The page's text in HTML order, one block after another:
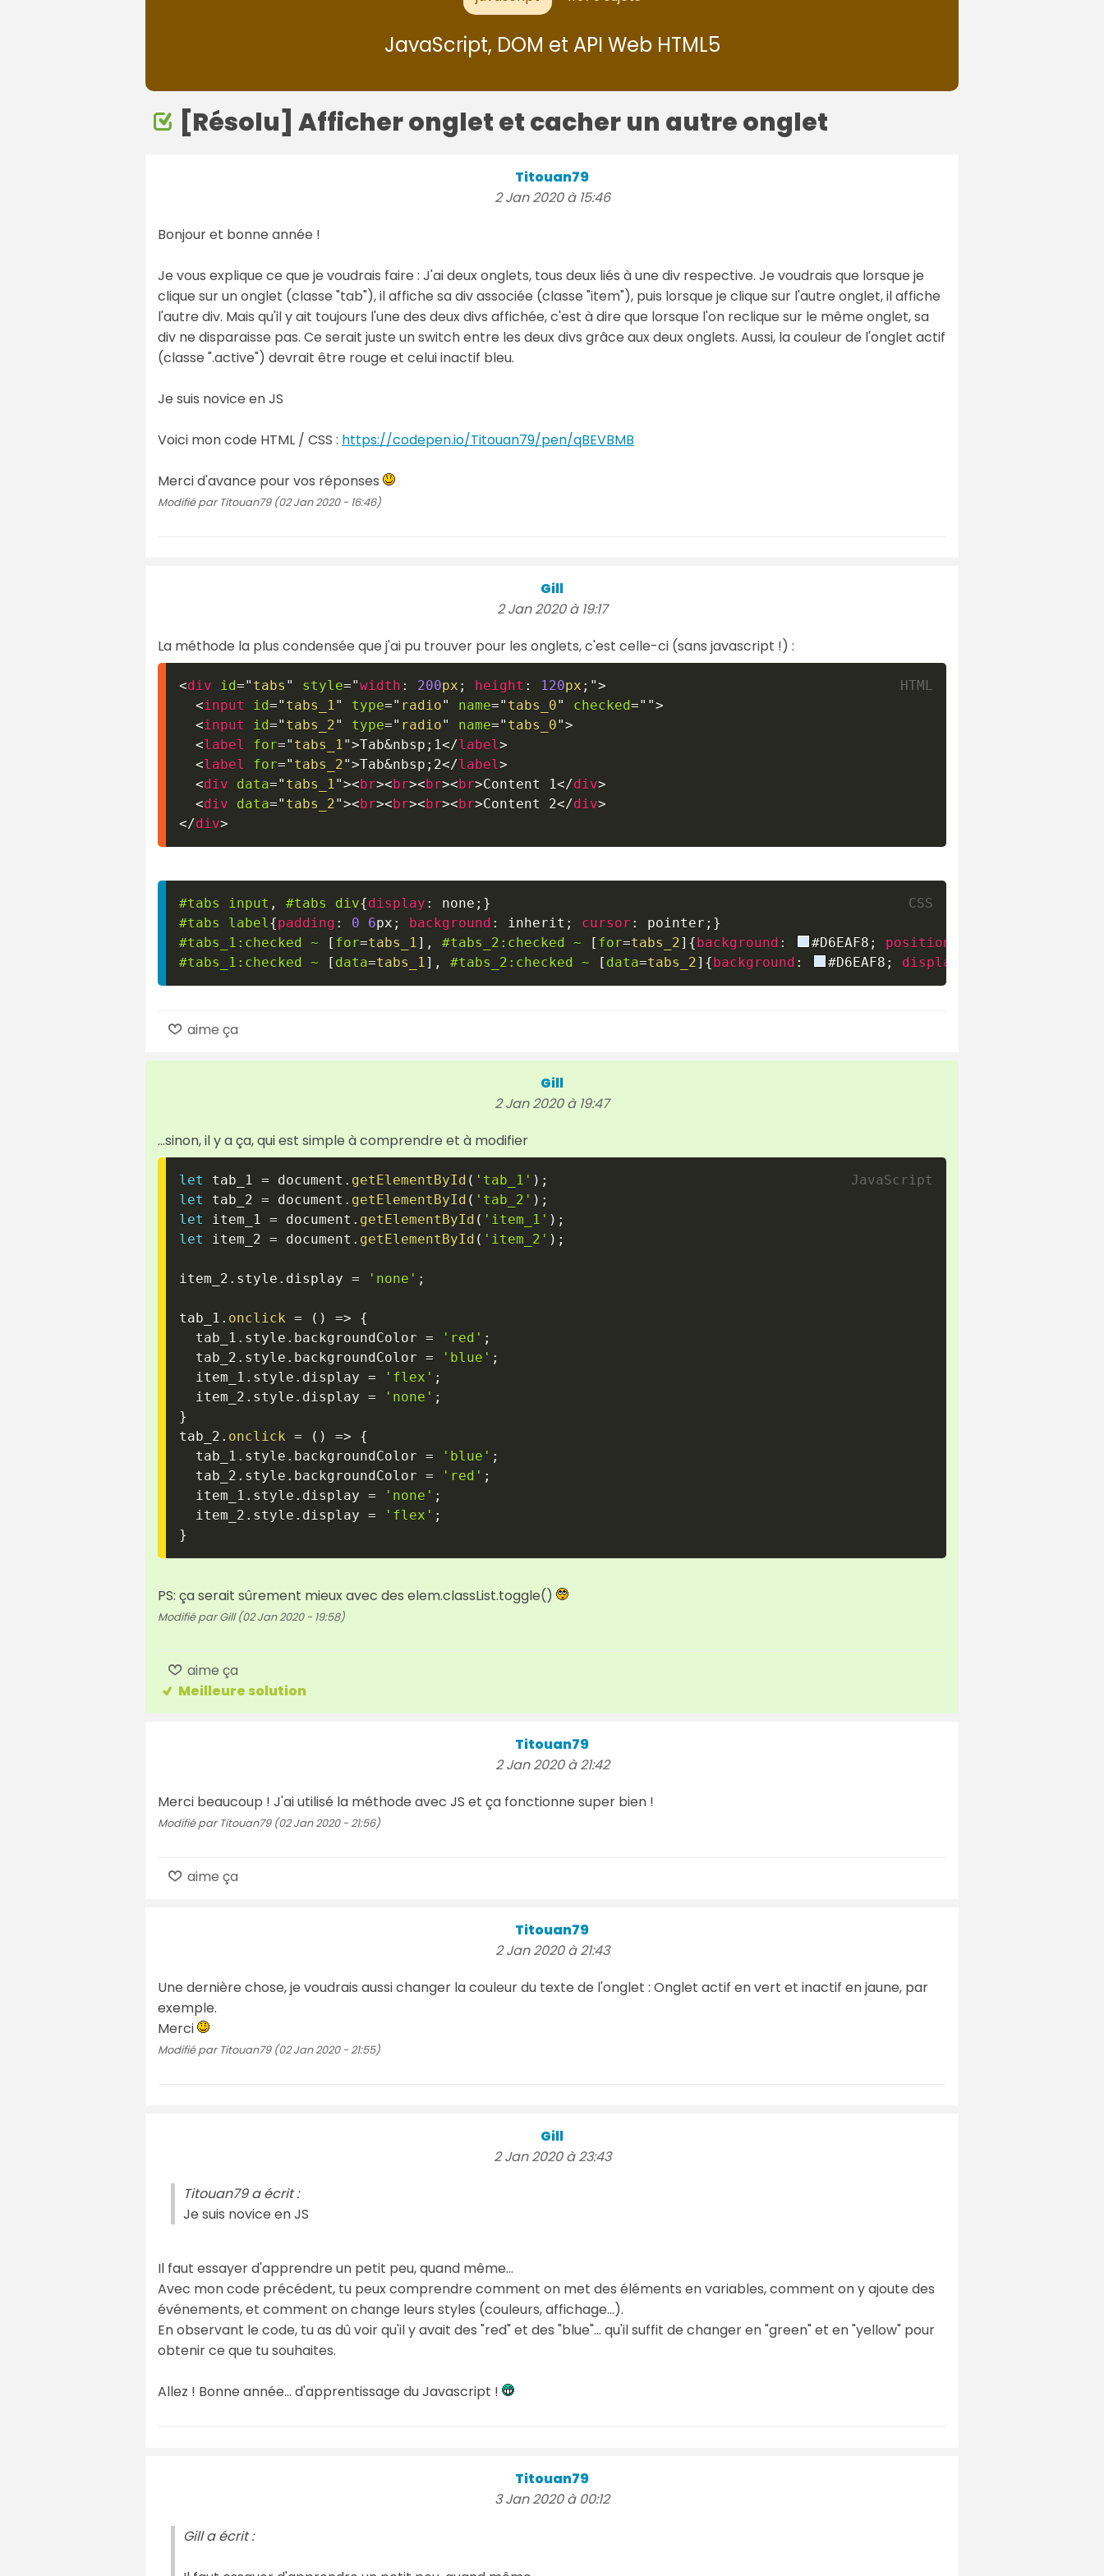
JavaScript, DOM et API Web HTML5
[Résolu] Afficher onglet et cacher un autre onglet
Titouan79
2 Jan 2020 à 15:46
Bonjour et bonne année !
Je vous explique ce que je voudrais faire : J'ai deux onglets, tous deux liés à une div respective. Je voudrais que lorsque je
clique sur un onglet (classe "tab"), il affiche sa div associée (classe "item"), puis lorsque je clique sur l'autre onglet, il affiche
l'autre div. Mais qu'il y ait toujours l'une des deux divs affichée, c'est à dire que lorsque l'on reclique sur le même onglet, sa
div ne disparaisse pas. Ce serait juste un switch entre les deux divs grâce aux deux onglets. Aussi, la couleur de l'onglet actif
(classe ".active") devrait être rouge et celui inactif bleu.
Je suis novice en JS
Voici mon code HTML / CSS : https://codepen.io/Titouan79/pen/qBEVBMB
Merci d'avance pour vos réponses
Modifié par Titouan79 (02 Jan 2020 - 16:46)
Gill
2 Jan 2020 à 19:17
La méthode la plus condensée que j'ai pu trouver pour les onglets, c'est celle-ci (sans javascript !) :
<div id=" tabs " style="width : 200px ; height : 120px ; ">
<input id=" tabs_1 " type=" radio" name=" tabs_0" checked=" ">
<input id=" tabs_2" type=" radio" name=" tabs_0">
<label for=" tabs_1 ">Tab&nbsp; 1</label >
<label for=" tabs_2">Tab&nbsp; 2</label >
<div data=" tabs_1 "><br><br><br><br>Content 1</div>
<div data=" tabs_2"><br><br><br><br>Content 2</div>
</div>
#tabs input , #tabs div{display : none ; }
#tabs
label {padding : 0 6px ; background : inherit ; cursor : pointer ; }
#tabs_1 :checked ~ [ for=tabs_1 ] , #tabs_2 :checked ~ [ for=tabs_2] {background : #D6EAF8 ; position
#tabs_1 :checked ~ [ data=tabs_1 ] , #tabs_2 :checked ~ [ data=tabs_2] {background : #D6EAF8 ; display
aime ça
Gill
2 Jan 2020 à 19:47
...sinon, il y a ça, qui est simple à comprendre et à modifier
let tab_1 = document . getElementById ( 'tab_1' ) ;
let
tab_2 = document . getElementById ( 'tab_2' ) ;
let
item_1 = document . getElementById ( 'item_1' ) ;
let
item_2 = document . getElementById ( 'item_2' ) ;
item_2 . style . display = 'none' ;
tab_1 . onclick = ( ) =>
{
  tab_1
. style . backgroundColor = 'red' ;
  tab_2
. style . backgroundColor = 'blue' ;
  item_1
. style . display = 'flex' ;
  item_2
. style . display = 'none' ;
}
tab_2 . onclick = ( ) =>
{
  tab_1
. style . backgroundColor = 'blue' ;
  tab_2
. style . backgroundColor = 'red' ;
  item_1
. style . display = 'none' ;
  item_2
. style . display = 'flex' ;
}
PS: ça serait sûrement mieux avec des elem.classList.toggle()
Modifié par Gill (02 Jan 2020 - 19:58)
aime ça
Meilleure solution
Titouan79
2 Jan 2020 à 21:42
Merci beaucoup ! J'ai utilisé la méthode avec JS et ça fonctionne super bien !
Modifié par Titouan79 (02 Jan 2020 - 21:56)
aime ça
Titouan79
2 Jan 2020 à 21:43
Une dernière chose, je voudrais aussi changer la couleur du texte de l'onglet : Onglet actif en vert et inactif en jaune, par
exemple.
Merci
Modifié par Titouan79 (02 Jan 2020 - 21:55)
Gill
2 Jan 2020 à 23:43
Titouan79 a écrit :
Je suis novice en JS
Il faut essayer d'apprendre un petit peu, quand même...
Avec mon code précédent, tu peux comprendre comment on met des éléments en variables, comment on y ajoute des
événements, et comment on change leurs styles (couleurs, affichage...).
En observant le code, tu as dû voir qu'il y avait des "red" et des "blue"... qu'il suffit de changer en "green" et en "yellow" pour
obtenir ce que tu souhaites.
Allez ! Bonne année... d'apprentissage du Javascript !
Titouan79
3 Jan 2020 à 00:12
Gill a écrit :